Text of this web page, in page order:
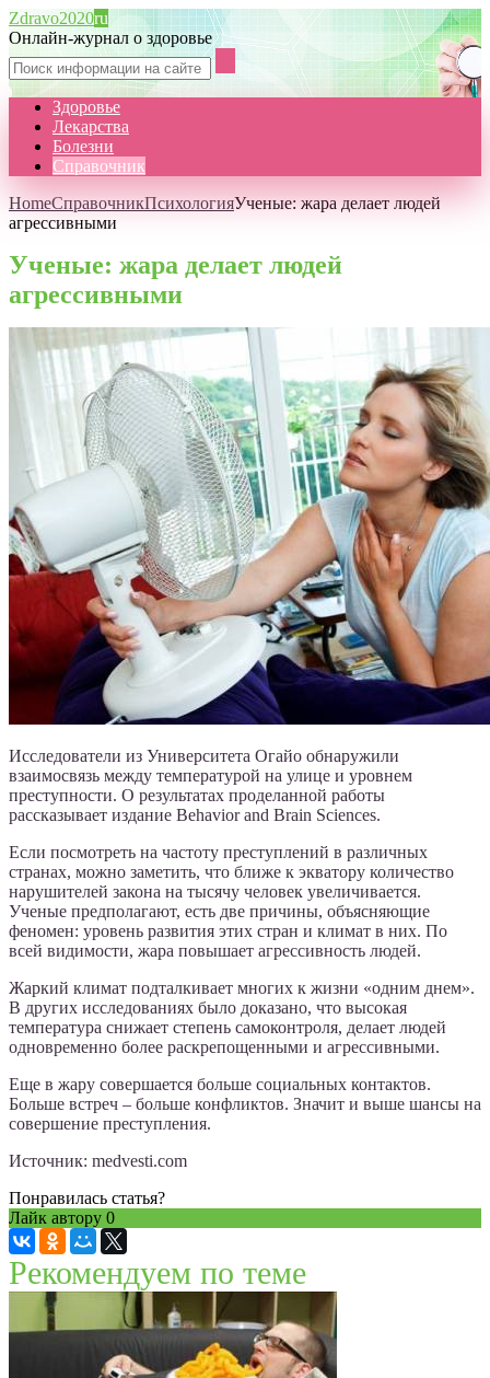
Zdravo2020ru
Онлайн-журнал о здоровье
Здоровье
Лекарства
Болезни
Справочник
HomeСправочникПсихологияУченые: жара делает людей
агрессивными
Ученые: жара делает людей
агрессивными
Исследователи из Университета Огайо обнаружили
взаимосвязь между температурой на улице и уровнем
преступности. О результатах проделанной работы
рассказывает издание Behavior and Brain Sciences.
Если посмотреть на частоту преступлений в различных
странах, можно заметить, что ближе к экватору количество
нарушителей закона на тысячу человек увеличивается.
Ученые предполагают, есть две причины, объясняющие
феномен: уровень развития этих стран и климат в них. По
всей видимости, жара повышает агрессивность людей.
Жаркий климат подталкивает многих к жизни «одним днем».
В других исследованиях было доказано, что высокая
температура снижает степень самоконтроля, делает людей
одновременно более раскрепощенными и агрессивными.
Еще в жару совершается больше социальных контактов.
Больше встреч – больше конфликтов. Значит и выше шансы на
совершение преступления.
Источник: medvesti.com
Понравилась статья?
Лайк автору 0
Рекомендуем по теме